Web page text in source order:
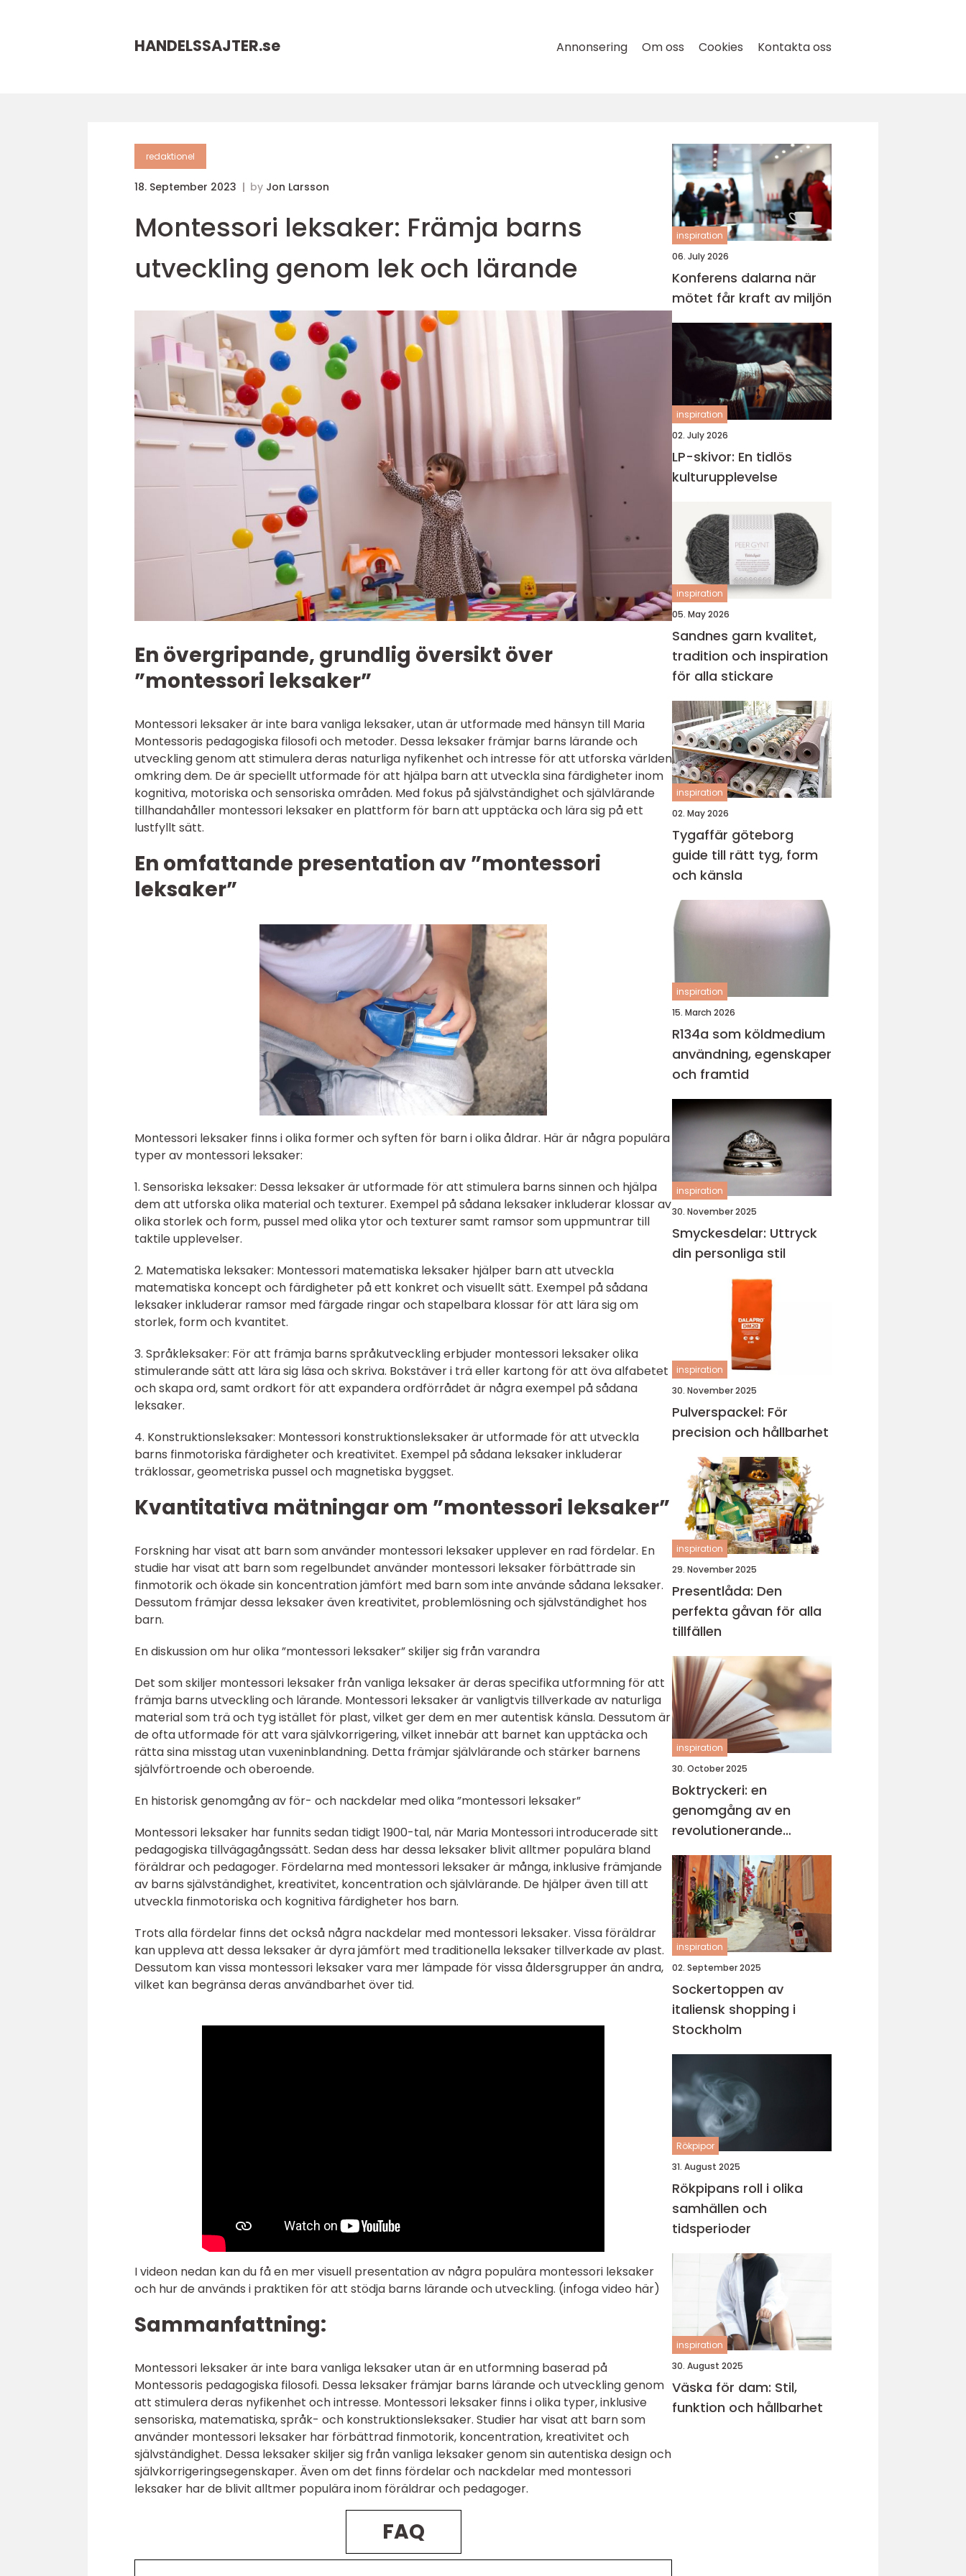
HANDELSSAJTER.se Annonsering Om oss Cookies Kontakta oss
redaktionel
18. September 2023 by Jon Larsson
Montessori leksaker: Främja barns
utveckling genom lek och lärande
En övergripande, grundlig översikt över
”montessori leksaker”
Montessori leksaker är inte bara vanliga leksaker, utan är utformade med hänsyn till Maria
Montessoris pedagogiska filosofi och metoder. Dessa leksaker främjar barns lärande och
utveckling genom att stimulera deras naturliga nyfikenhet och intresse för att utforska världen
omkring dem. De är speciellt utformade för att hjälpa barn att utveckla sina färdigheter inom
kognitiva, motoriska och sensoriska områden. Med fokus på självständighet och självlärande
tillhandahåller montessori leksaker en plattform för barn att upptäcka och lära sig på ett
lustfyllt sätt.
En omfattande presentation av ”montessori
leksaker”
Montessori leksaker finns i olika former och syften för barn i olika åldrar. Här är några populära
typer av montessori leksaker:
1. Sensoriska leksaker: Dessa leksaker är utformade för att stimulera barns sinnen och hjälpa
dem att utforska olika material och texturer. Exempel på sådana leksaker inkluderar klossar av
olika storlek och form, pussel med olika ytor och texturer samt ramsor som uppmuntrar till
taktile upplevelser.
2. Matematiska leksaker: Montessori matematiska leksaker hjälper barn att utveckla
matematiska koncept och färdigheter på ett konkret och visuellt sätt. Exempel på sådana
leksaker inkluderar ramsor med färgade ringar och stapelbara klossar för att lära sig om
storlek, form och kvantitet.
3. Språkleksaker: För att främja barns språkutveckling erbjuder montessori leksaker olika
stimulerande sätt att lära sig läsa och skriva. Bokstäver i trä eller kartong för att öva alfabetet
och skapa ord, samt ordkort för att expandera ordförrådet är några exempel på sådana
leksaker.
4. Konstruktionsleksaker: Montessori konstruktionsleksaker är utformade för att utveckla
barns finmotoriska färdigheter och kreativitet. Exempel på sådana leksaker inkluderar
träklossar, geometriska pussel och magnetiska byggset.
Kvantitativa mätningar om ”montessori leksaker”
Forskning har visat att barn som använder montessori leksaker upplever en rad fördelar. En
studie har visat att barn som regelbundet använder montessori leksaker förbättrade sin
finmotorik och ökade sin koncentration jämfört med barn som inte använde sådana leksaker.
Dessutom främjar dessa leksaker även kreativitet, problemlösning och självständighet hos
barn.
En diskussion om hur olika ”montessori leksaker” skiljer sig från varandra
Det som skiljer montessori leksaker från vanliga leksaker är deras specifika utformning för att
främja barns utveckling och lärande. Montessori leksaker är vanligtvis tillverkade av naturliga
material som trä och tyg istället för plast, vilket ger dem en mer autentisk känsla. Dessutom är
de ofta utformade för att vara självkorrigering, vilket innebär att barnet kan upptäcka och
rätta sina misstag utan vuxeninblandning. Detta främjar självlärande och stärker barnens
självförtroende och oberoende.
En historisk genomgång av för- och nackdelar med olika ”montessori leksaker”
Montessori leksaker har funnits sedan tidigt 1900-tal, när Maria Montessori introducerade sitt
pedagogiska tillvägagångssätt. Sedan dess har dessa leksaker blivit alltmer populära bland
föräldrar och pedagoger. Fördelarna med montessori leksaker är många, inklusive främjande
av barns självständighet, kreativitet, koncentration och självlärande. De hjälper även till att
utveckla finmotoriska och kognitiva färdigheter hos barn.
Trots alla fördelar finns det också några nackdelar med montessori leksaker. Vissa föräldrar
kan uppleva att dessa leksaker är dyra jämfört med traditionella leksaker tillverkade av plast.
Dessutom kan vissa montessori leksaker vara mer lämpade för vissa åldersgrupper än andra,
vilket kan begränsa deras användbarhet över tid.
I videon nedan kan du få en mer visuell presentation av några populära montessori leksaker
och hur de används i praktiken för att stödja barns lärande och utveckling. (infoga video här)
Sammanfattning:
Montessori leksaker är inte bara vanliga leksaker utan är en utformning baserad på
Montessoris pedagogiska filosofi. Dessa leksaker främjar barns lärande och utveckling genom
att stimulera deras nyfikenhet och intresse. Montessori leksaker finns i olika typer, inklusive
sensoriska, matematiska, språk- och konstruktionsleksaker. Studier har visat att barn som
använder montessori leksaker har förbättrad finmotorik, koncentration, kreativitet och
självständighet. Dessa leksaker skiljer sig från vanliga leksaker genom sin autentiska design och
självkorrigeringsegenskaper. Även om det finns fördelar och nackdelar med montessori
leksaker har de blivit alltmer populära inom föräldrar och pedagoger.
FAQ
inspiration
06. July 2026
Konferens dalarna när
mötet får kraft av miljön
inspiration
02. July 2026
LP-skivor: En tidlös
kulturupplevelse
inspiration
05. May 2026
Sandnes garn kvalitet,
tradition och inspiration
för alla stickare
inspiration
02. May 2026
Tygaffär göteborg
guide till rätt tyg, form
och känsla
inspiration
15. March 2026
R134a som köldmedium
användning, egenskaper
och framtid
inspiration
30. November 2025
Smyckesdelar: Uttryck
din personliga stil
inspiration
30. November 2025
Pulverspackel: För
precision och hållbarhet
inspiration
29. November 2025
Presentlåda: Den
perfekta gåvan för alla
tillfällen
inspiration
30. October 2025
Boktryckeri: en
genomgång av en
revolutionerande
teknologi
inspiration
02. September 2025
Sockertoppen av
italiensk shopping i
Stockholm
Rökpipor
31. August 2025
Rökpipans roll i olika
samhällen och
tidsperioder
inspiration
30. August 2025
Väska för dam: Stil,
funktion och hållbarhet